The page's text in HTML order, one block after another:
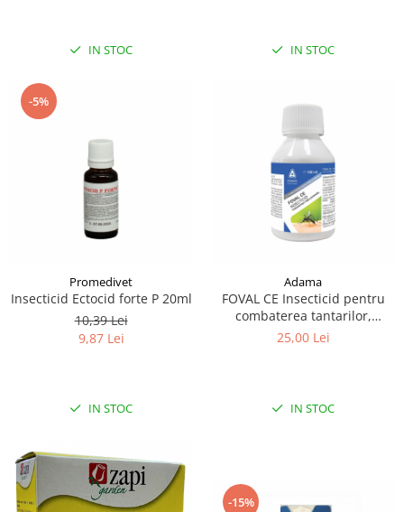
IN STOC IN STOC
-5%
Promedivet
Insecticid Ectocid forte P 20ml
10,39 Lei
9,87 Lei
IN STOC
Adama
FOVAL CE Insecticid pentru
combaterea tantarilor,
mustelor, puricilor si
25,00 Lei
IN STOC
-15%